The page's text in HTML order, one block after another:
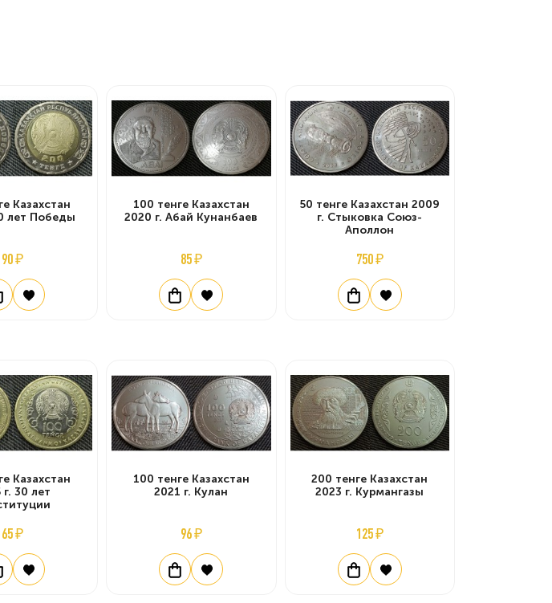
Казахстан
лет Победы
90 ₽
100 тенге Казахстан
2020 г. Абай Кунанбаев
85 ₽
50 тенге Казахстан 2009
г. Стыковка Союз-
Аполлон
750 ₽
Казахстан
г. 30 лет
65 ₽
100 тенге Казахстан
2021 г. Кулан
96 ₽
200 тенге Казахстан
2023 г. Курмангазы
125 ₽